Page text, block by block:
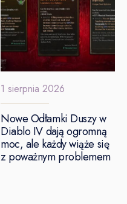
1 sierpnia 2026
Nowe Odłamki Duszy w
Diablo IV dają ogromną
moc, ale każdy wiąże się
z poważnym problemem